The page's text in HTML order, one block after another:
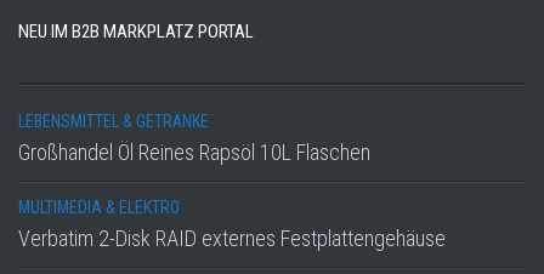
NEU IM B2B MARKPLATZ PORTAL
LEBENSMITTEL & GETRÄNKE
Großhandel Öl Reines Rapsöl 10L Flaschen
MULTIMEDIA & ELEKTRO
Verbatim 2-Disk RAID externes Festplattengehäuse